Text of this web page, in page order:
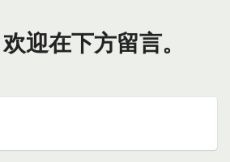
迎在下方留言。